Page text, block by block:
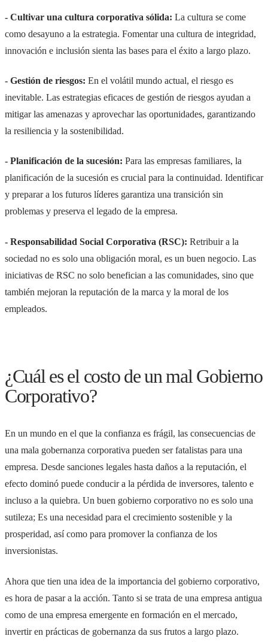
- Cultivar una cultura corporativa sólida: La cultura se come
como desayuno a la estrategia. Fomentar una cultura de integridad,
innovación e inclusión sienta las bases para el éxito a largo plazo.
- Gestión de riesgos: En el volátil mundo actual, el riesgo es
inevitable. Las estrategias eficaces de gestión de riesgos ayudan a
mitigar las amenazas y aprovechar las oportunidades, garantizando
la resiliencia y la sostenibilidad.
- Planificación de la sucesión: Para las empresas familiares, la
planificación de la sucesión es crucial para la continuidad. Identificar
y preparar a los futuros líderes garantiza una transición sin
problemas y preserva el legado de la empresa.
- Responsabilidad Social Corporativa (RSC): Retribuir a la
sociedad no es solo una obligación moral, es un buen negocio. Las
iniciativas de RSC no solo benefician a las comunidades, sino que
también mejoran la reputación de la marca y la moral de los
empleados.
¿Cuál es el costo de un mal Gobierno
Corporativo?
En un mundo en el que la confianza es frágil, las consecuencias de
una mala gobernanza corporativa pueden ser fatalistas para una
empresa. Desde sanciones legales hasta daños a la reputación, el
efecto dominó puede conducir a la pérdida de inversores, talento e
incluso a la quiebra. Un buen gobierno corporativo no es solo una
sutileza; Es una necesidad para el crecimiento sostenible y la
prosperidad, así como para promover la confianza de los
inversionistas.
Ahora que tien una idea de la importancia del gobierno corporativo,
es hora de pasar a la acción. Tanto si se trata de una empresa antigua
como de una empresa emergente en formación en el mercado,
invertir en prácticas de gobernanza da sus frutos a largo plazo.